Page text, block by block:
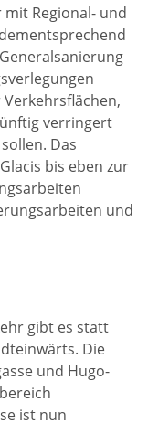
Regional- und
verringert
Das
bis eben zur
und
gibt es statt
Die
und Hugo-
ist nun